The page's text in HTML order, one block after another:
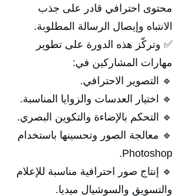
محتوى احترافي قادر على جذب
الانتباه وإيصال الرسالة المطلوبة.
✅ وتركّز هذه الدورة على تطوير
مهارات المشاركين في:
🔹 التصوير الاحترافي.
🔹 اختيار العدسات والزوايا المناسبة.
🔹 التحكم بالإضاءة والتكوين البصري.
🔹 معالجة الصور وتحسينها باستخدام
Photoshop.
🔹 إنتاج صور احترافية مناسبة للإعلام
والتسويق والسوشيال ميديا.